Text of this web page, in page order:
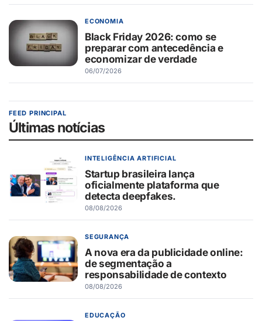
ECONOMIA
Black Friday 2026: como se
preparar com antecedência e
economizar de verdade
06/07/2026
FEED PRINCIPAL
Últimas notícias
INTELIGÊNCIA ARTIFICIAL
Startup brasileira lança
oficialmente plataforma que
detecta deepfakes.
08/08/2026
SEGURANÇA
A nova era da publicidade online:
de segmentação a
responsabilidade de contexto
08/08/2026
EDUCAÇÃO